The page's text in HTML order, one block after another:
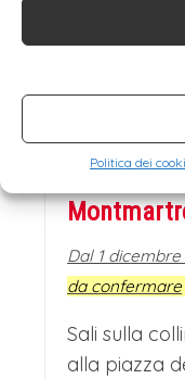
Politica dei
Mercatini
Dal 1 dicembre
da confermare
Sali sulla
alla piazza